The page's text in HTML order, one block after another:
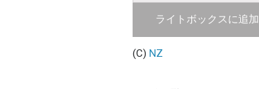
ライトボックスに追加
(C) NZ